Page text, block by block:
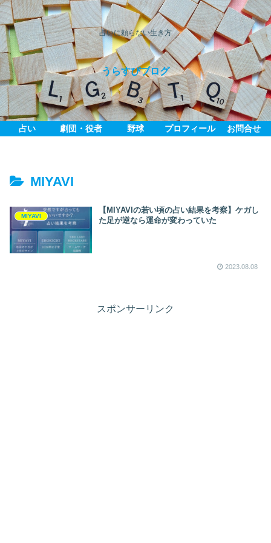
占いに頼らない生き方
うらすぴブログ
占い 劇団・役者 野球 プロフィール お問合せ
MIYAVI
MIYAVI
【MIYAVIの若い頃の占い結果を考察】ケガし
た足が逆なら運命が変わっていた
2023.08.08
スポンサーリンク